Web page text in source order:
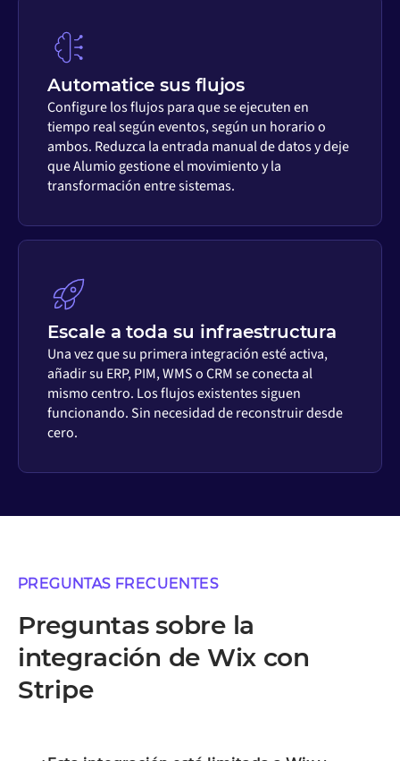
Automatice sus flujos
Configure los flujos para que se ejecuten en
tiempo real según eventos, según un horario o
ambos. Reduzca la entrada manual de datos y deje
que Alumio gestione el movimiento y la
transformación entre sistemas.
Escale a toda su infraestructura
Una vez que su primera integración esté activa,
añadir su ERP, PIM, WMS o CRM se conecta al
mismo centro. Los flujos existentes siguen
funcionando. Sin necesidad de reconstruir desde
cero.
PREGUNTAS FRECUENTES
Preguntas sobre la
integración de Wix con
Stripe